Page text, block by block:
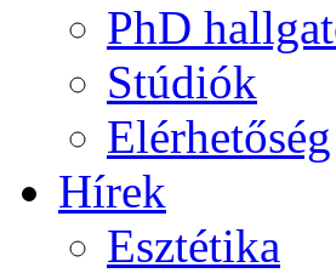
PhD
Stúdiók
Elérhetőség
Hírek
Esztétika